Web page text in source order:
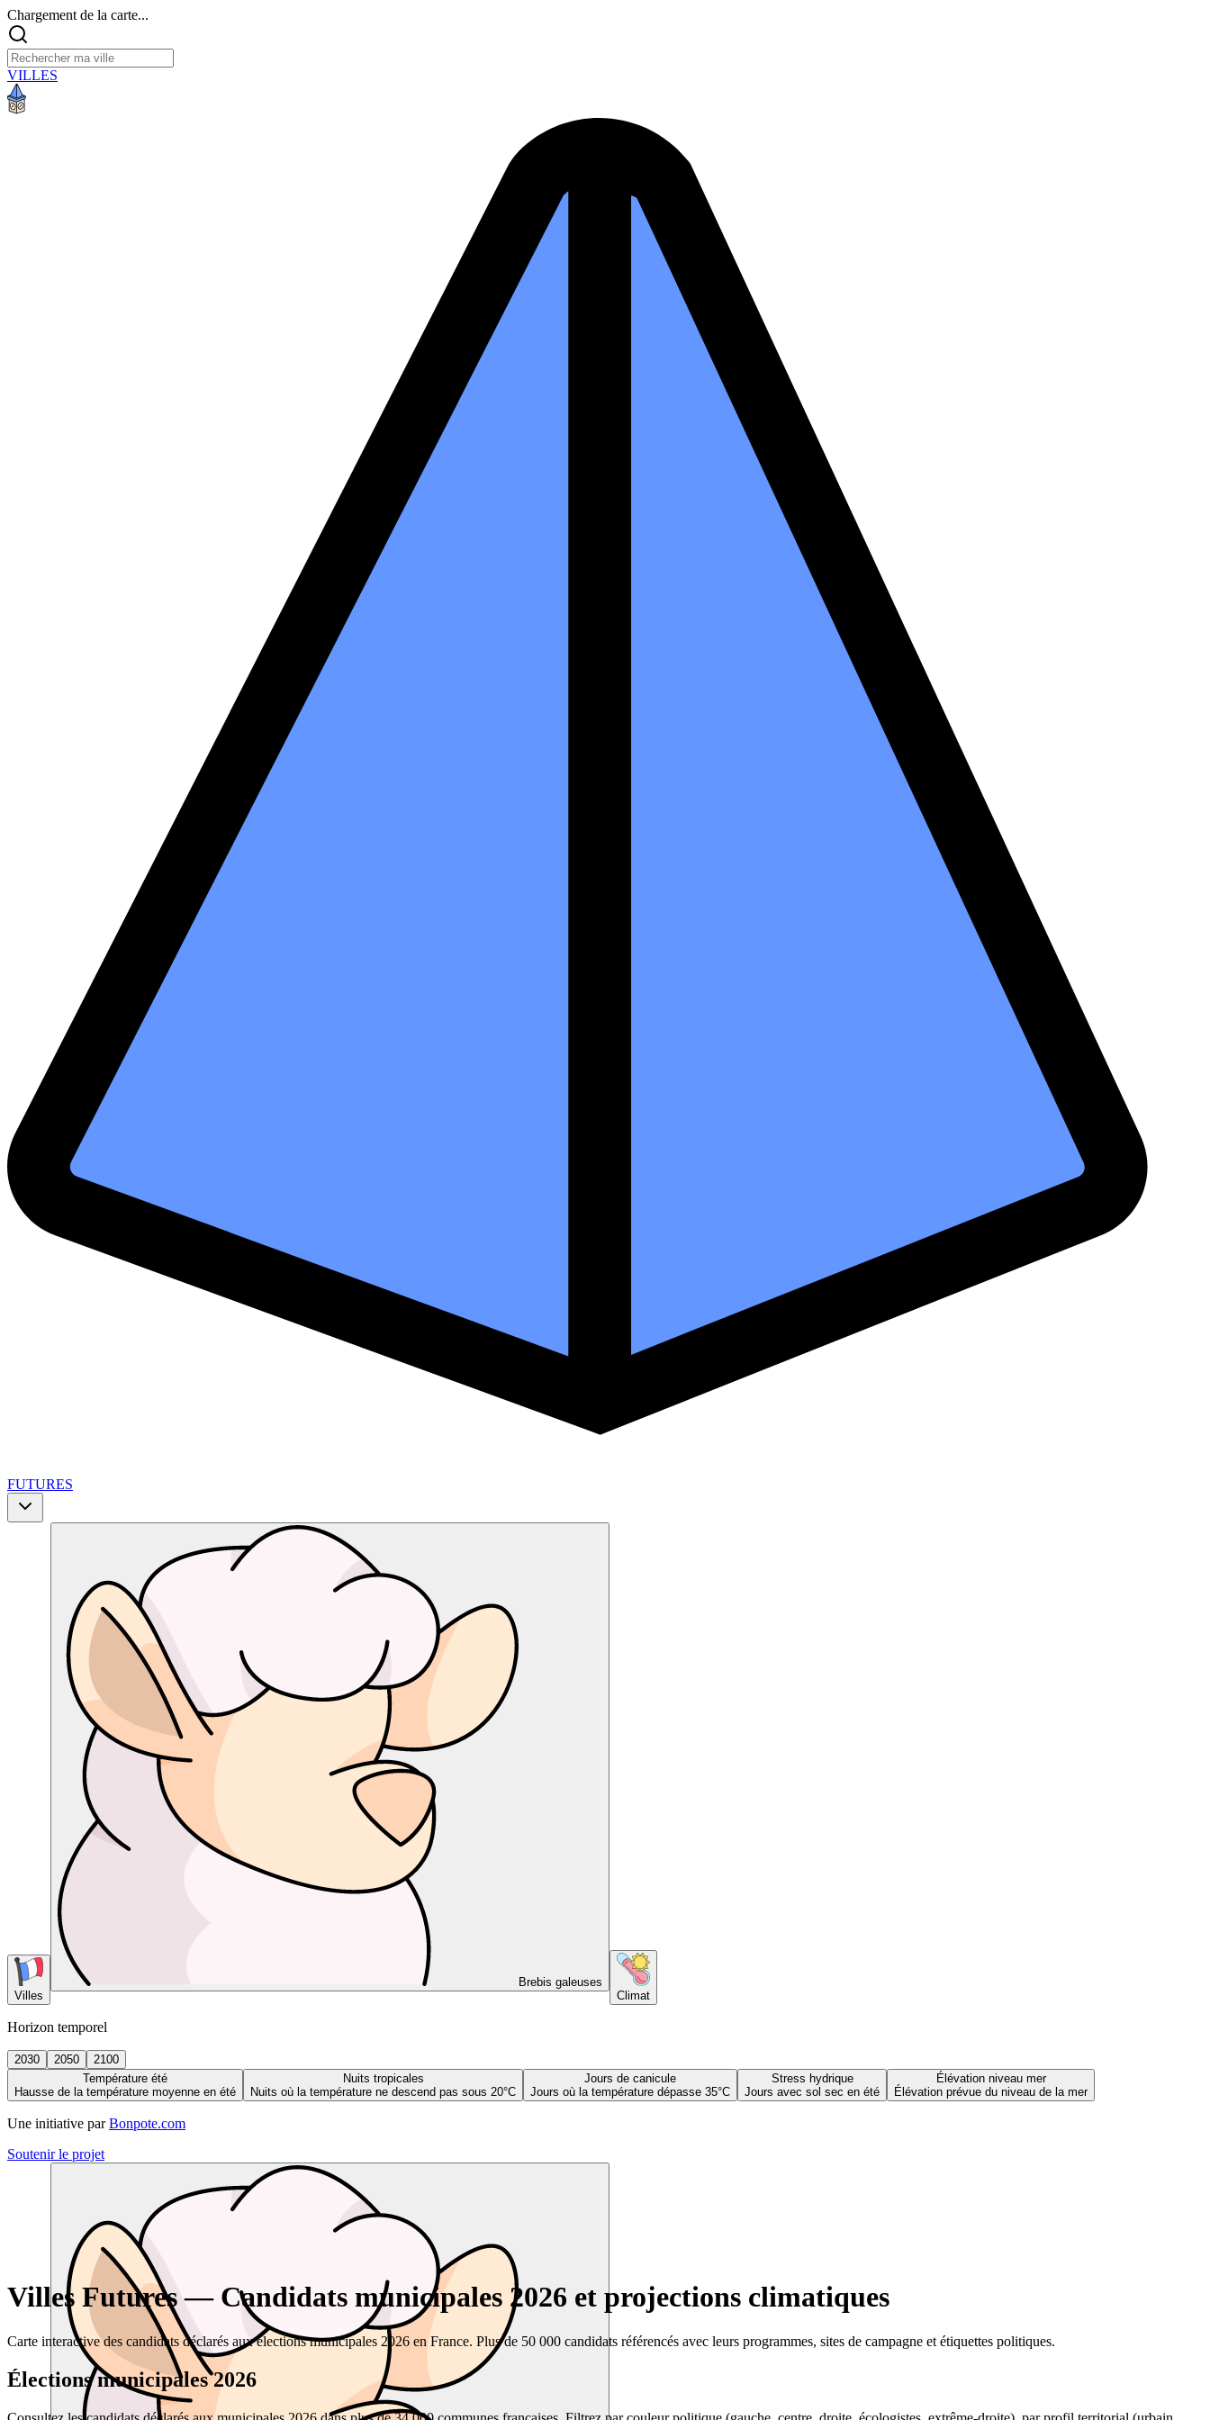
Chargement de la carte...
VILLES
FUTURES
Villes
Brebis galeuses
Climat
Horizon temporel
2030 2050
2100
Température été
Hausse de la température moyenne en été
Nuits tropicales
Nuits où la température ne descend pas sous 20°C
Jours de canicule
Jours où la température dépasse 35°C
Stress hydrique
Jours avec sol sec en été
Élévation niveau mer
Élévation prévue du niveau de la mer
Une initiative par Bonpote.com
Soutenir le projet
Villes Futures — Candidats municipales 2026 et projections climatiques
Carte interactive des candidats déclarés aux élections municipales 2026 en France. Plus de 50 000 candidats référencés avec leurs programmes, sites de campagne et étiquettes politiques.
Élections municipales 2026